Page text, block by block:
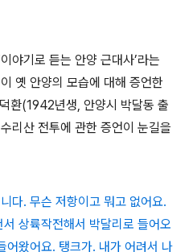
이야기로 듣는 안양 근대사’라는
옛 안양의 모습에 대해 증언한
환(1942년생, 안양시 박달동 출
리산 전투에 관한 증언이 눈길을
다. 무슨 저항이고 뭐고 없어요.
상륙작전해서 박달리로 들어오
어왔어요. 탱크가. 내가 어려서 나